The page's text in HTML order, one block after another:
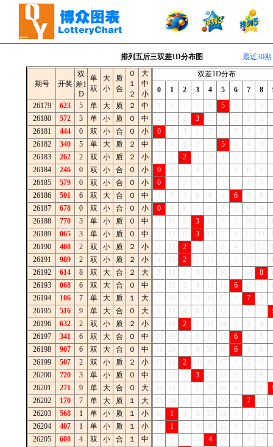
排列五后三双差1D分布图 最近30期
期号 开奖
双
差1
D
单
双
大
小
质
合
０
１
２
大
中
小
双差1D分布
0
1 2 3 4 5 6 7 8
26179
623 5 单 大 质 ２ 中 5
26180
572 3 单 小 质 ０ 中 2 2 2 3 2 2 2 2
26181
444 0 双 小 合 ０ 小 0 2
26182
340 5 单 大 质 ２ 中 4 4 2 4 5 4 4 4
26183
262 2 双 小 质 ２ 小 2 5 2 5 5 5 5
26184
246 0 双 小 合 ０ 小 0 4 2
26185
579 0 双 小 合 ０ 小 0 7 2 5 7 7 7 7
26186
501 6 双 大 合 ０ 中 4 6
26187
678 0 双 小 合 ０ 小 0 4 7 5
26188
770 3 单 小 质 ０ 中 5 3 2
26189
065 3 单 小 质 ０ 中 2 3 7
26190
408 2 双 小 质 ２ 小 12 2 12 4 12 12
26191
989 2 双 小 质 ２ 小 4 2 2 5
26192
614 8 双 大 合 ２ 大 5 14 14 14 8
26193
068 6 双 大 合 ０ 中 15 2 4 15 6 15
26194
106 7 单 大 质 １ 大 7 5 12 7 2
26195
516 9 单 大 合 ０ 大 17 4 17 2
26196
632 2 双 小 质 ２ 小 2 7 14 2 4
26197
341 6 双 大 合 ０ 中 15 6 5
26198
907 6 双 大 合 ０ 中 20 2 20 6 4
26199
507 2 双 小 质 ２ 小 12 21 2 21 17 5 7
26200
720 3 单 小 质 ０ 中 22 3 22 2
26201
271 9 单 大 合 ０ 大 14 23 2 23 7
26202
170 7 单 大 质 １ 大 15 24 2 24 20 4 7
26203
568 1 单 小 质 １ 小 1 4 25 21 5
26204
407 1 单 小 质 １ 小 17 1 5 4 26 22 2 12
26205
608 4 双 小 合 １ 中 5 4 23 7